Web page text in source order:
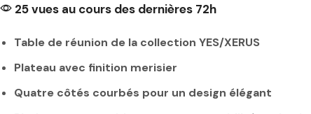
25 vues au cours des dernières 72h
Table de réunion de la collection YES/XERUS
Plateau avec finition merisier
Quatre côtés courbés pour un design élégant